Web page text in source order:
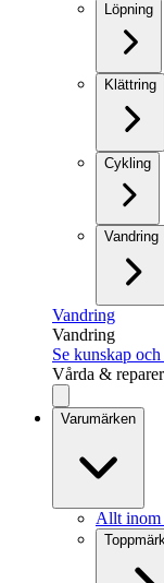
Löpning
Klättring
Cykling
Vandring
Vandring
Vandring
Se kunskap
Vårda &
Varumärken
Allt inom